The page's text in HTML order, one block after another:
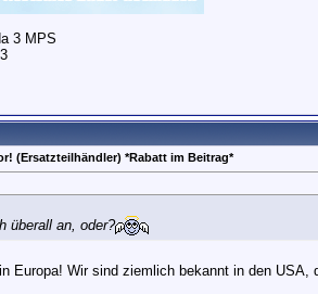
3 MPS
(Ersatzteilhändler) *Rabatt im Beitrag*
überall an, oder?
Europa! Wir sind ziemlich bekannt in den